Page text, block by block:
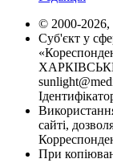
© 2000-2026,
Суб'єкт у
сайті,
При